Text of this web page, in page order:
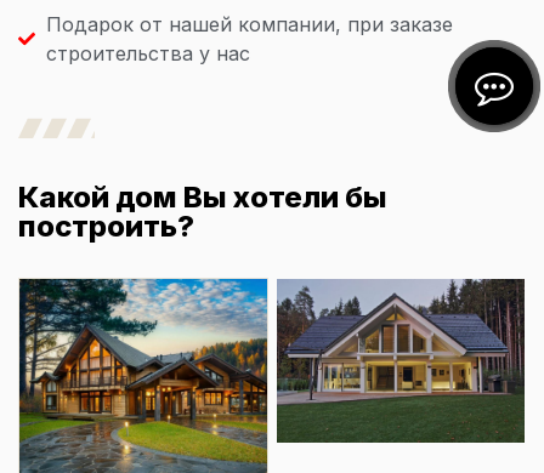
Подарок от нашей компании, при заказе
строительства у нас
Какой дом Вы хотели бы
построить?